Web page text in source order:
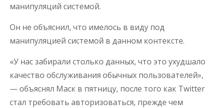
манипуляций системой.
Он не объяснил, что имелось в виду под
манипуляцией системой в данном контексте.
«У нас забирали столько данных, что это ухудшало
качество обслуживания обычных пользователей»,
— объяснял Маск в пятницу, после того как Twitter
стал требовать авторизоваться, прежде чем